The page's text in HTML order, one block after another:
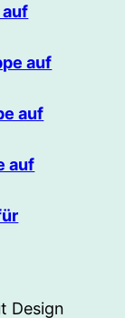
auf
auf
auf
auf
Design